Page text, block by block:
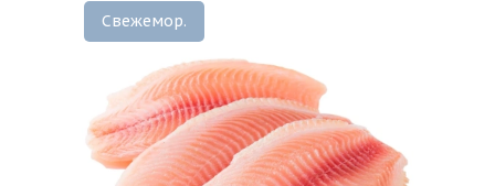
Свежемор.